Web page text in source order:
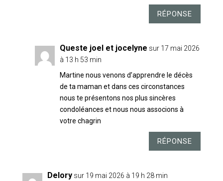
RÉPONSE
Queste joel et jocelyne sur 17 mai 2026
à 13 h 53 min
Martine nous venons d’apprendre le décès
de ta maman et dans ces circonstances
nous te présentons nos plus sincères
condoléances et nous nous associons à
votre chagrin
RÉPONSE
Delory sur 19 mai 2026 à 19 h 28 min